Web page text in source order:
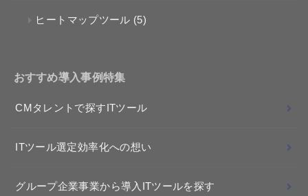
ヒートマップツール (5)
おすすめ導入事例特集
CMタレントで探すITツール
ITツール選定効率化への想い
グループ企業事業から導入ITツールを探す